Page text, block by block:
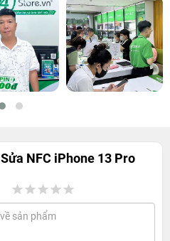
Sửa NFC iPhone 13 Pro